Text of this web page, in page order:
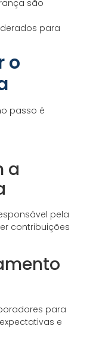
são
para
o
passo é
a
pela
contribuições
para
e